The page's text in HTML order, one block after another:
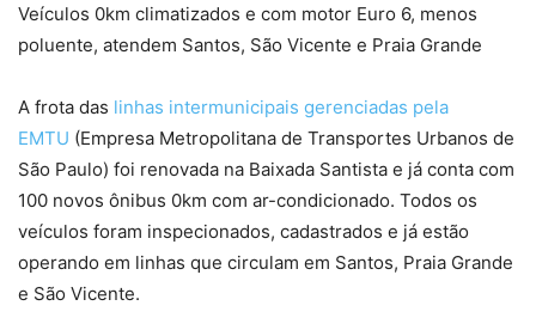
Veículos 0km climatizados e com motor Euro 6, menos
poluente, atendem Santos, São Vicente e Praia Grande
A frota das linhas intermunicipais gerenciadas pela
EMTU (Empresa Metropolitana de Transportes Urbanos de
São Paulo) foi renovada na Baixada Santista e já conta com
100 novos ônibus 0km com ar-condicionado. Todos os
veículos foram inspecionados, cadastrados e já estão
operando em linhas que circulam em Santos, Praia Grande
e São Vicente.